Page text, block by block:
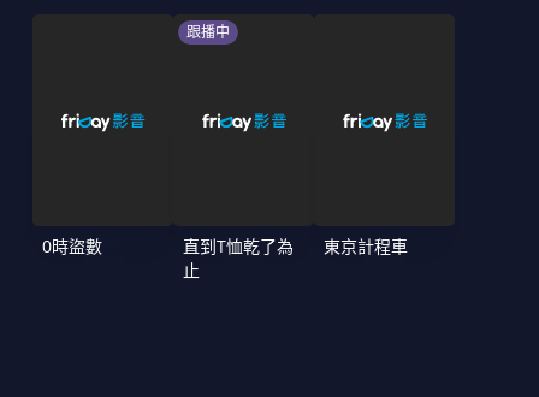
0時盜數
跟播中
直到T恤乾了為
止
東京計程車